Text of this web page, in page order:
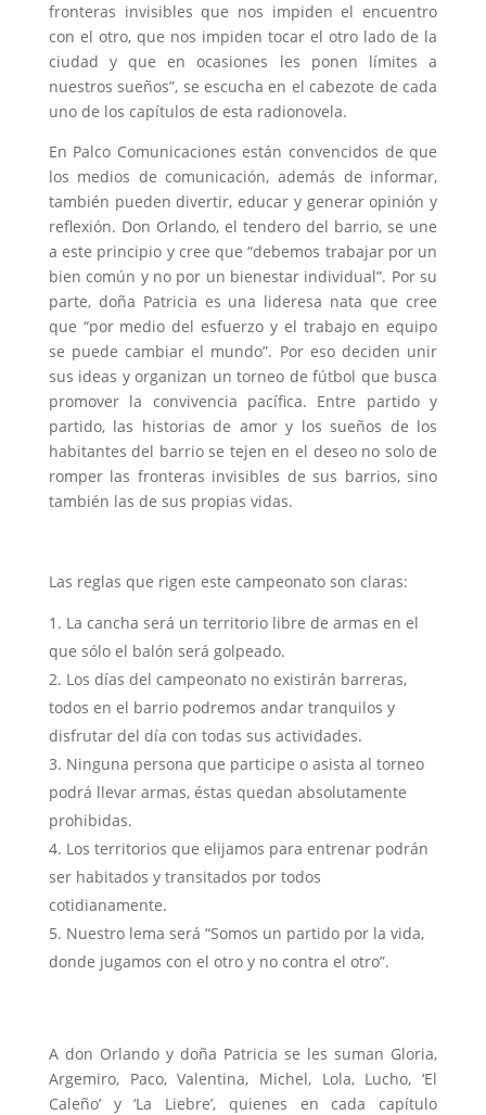
fronteras invisibles que nos impiden el encuentro
con el otro, que nos impiden tocar el otro lado de la
ciudad y que en ocasiones les ponen límites a
nuestros sueños”, se escucha en el cabezote de cada
uno de los capítulos de esta radionovela.
En Palco Comunicaciones están convencidos de que
los medios de comunicación, además de informar,
también pueden divertir, educar y generar opinión y
reflexión. Don Orlando, el tendero del barrio, se une
a este principio y cree que “debemos trabajar por un
bien común y no por un bienestar individual”. Por su
parte, doña Patricia es una lideresa nata que cree
que “por medio del esfuerzo y el trabajo en equipo
se puede cambiar el mundo”. Por eso deciden unir
sus ideas y organizan un torneo de fútbol que busca
promover la convivencia pacífica. Entre partido y
partido, las historias de amor y los sueños de los
habitantes del barrio se tejen en el deseo no solo de
romper las fronteras invisibles de sus barrios, sino
también las de sus propias vidas.
Las reglas que rigen este campeonato son claras:
La cancha será un territorio libre de armas en el
que sólo el balón será golpeado.
Los días del campeonato no existirán barreras,
todos en el barrio podremos andar tranquilos y
disfrutar del día con todas sus actividades.
Ninguna persona que participe o asista al torneo
podrá llevar armas, éstas quedan absolutamente
prohibidas.
Los territorios que elijamos para entrenar podrán
ser habitados y transitados por todos
cotidianamente.
Nuestro lema será “Somos un partido por la vida,
donde jugamos con el otro y no contra el otro”.
A don Orlando y doña Patricia se les suman Gloria,
Argemiro, Paco, Valentina, Michel, Lola, Lucho, ‘El
Caleño’ y ‘La Liebre’, quienes en cada capítulo